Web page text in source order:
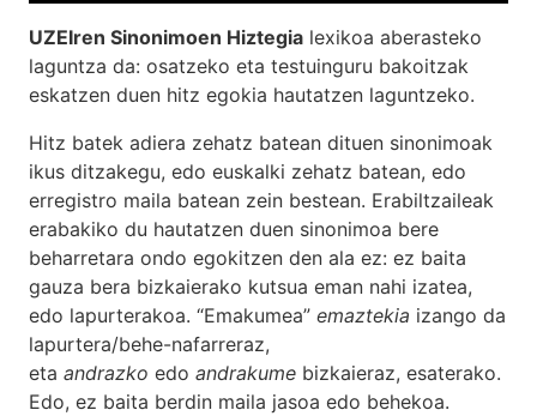
UZEIren Sinonimoen Hiztegia lexikoa aberasteko
laguntza da: osatzeko eta testuinguru bakoitzak
eskatzen duen hitz egokia hautatzen laguntzeko.
Hitz batek adiera zehatz batean dituen sinonimoak
ikus ditzakegu, edo euskalki zehatz batean, edo
erregistro maila batean zein bestean. Erabiltzaileak
erabakiko du hautatzen duen sinonimoa bere
beharretara ondo egokitzen den ala ez: ez baita
gauza bera bizkaierako kutsua eman nahi izatea,
edo lapurterakoa. “Emakumea” emaztekia izango da
lapurtera/behe-nafarreraz,
eta andrazko edo andrakume bizkaieraz, esaterako.
Edo, ez baita berdin maila jasoa edo behekoa.